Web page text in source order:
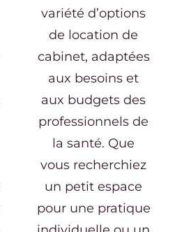
variété d’options
de location de
cabinet, adaptées
aux besoins et
aux budgets des
professionnels de
la santé. Que
vous recherchiez
un petit espace
pour une pratique